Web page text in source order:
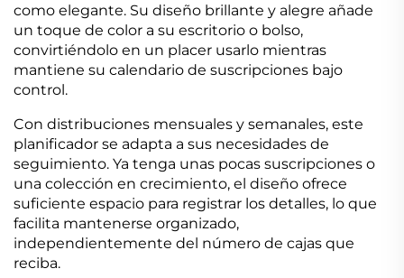
como elegante. Su diseño brillante y alegre añade
un toque de color a su escritorio o bolso,
convirtiéndolo en un placer usarlo mientras
mantiene su calendario de suscripciones bajo
control.
Con distribuciones mensuales y semanales, este
planificador se adapta a sus necesidades de
seguimiento. Ya tenga unas pocas suscripciones o
una colección en crecimiento, el diseño ofrece
suficiente espacio para registrar los detalles, lo que
facilita mantenerse organizado,
independientemente del número de cajas que
reciba.